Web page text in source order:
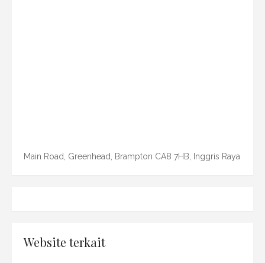
Main Road, Greenhead, Brampton CA8 7HB, Inggris Raya
Website terkait